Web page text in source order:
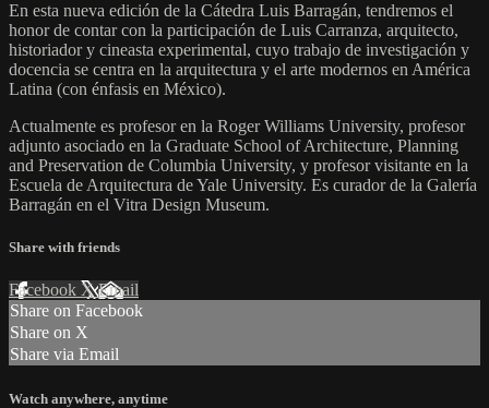
En esta nueva edición de la Cátedra Luis Barragán, tendremos el
honor de contar con la participación de Luis Carranza, arquitecto,
historiador y cineasta experimental, cuyo trabajo de investigación y
docencia se centra en la arquitectura y el arte modernos en América
Latina (con énfasis en México).
Actualmente es profesor en la Roger Williams University, profesor
adjunto asociado en la Graduate School of Architecture, Planning
and Preservation de Columbia University, y profesor visitante en la
Escuela de Arquitectura de Yale University. Es curador de la Galería
Barragán en el Vitra Design Museum.
Share with friends
Facebook XEmail
Share on Facebook
Share on X
Share via Email
Watch anywhere, anytime